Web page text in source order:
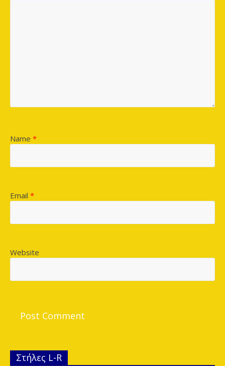
Name *
Email *
Website
Στήλες L-R